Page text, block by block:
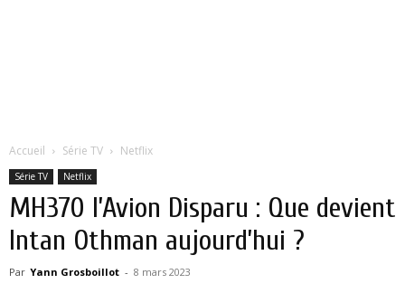
Accueil Série TV Netflix
Série TV Netflix
MH370 l’Avion Disparu : Que devient
Intan Othman aujourd’hui ?
Par Yann Grosboillot - 8 mars 2023